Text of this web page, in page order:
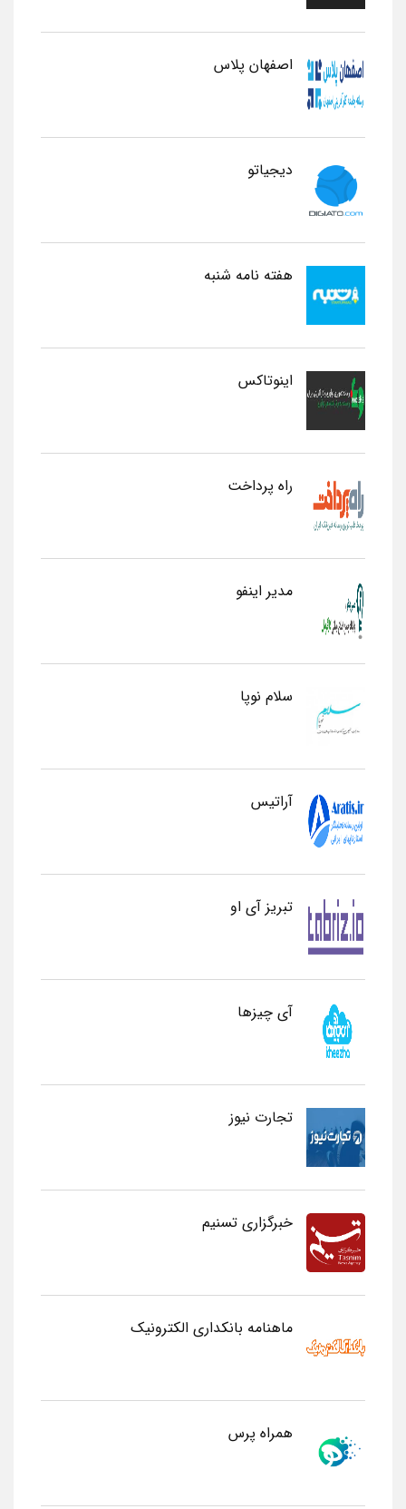
اصفهان پلاس
دیجیاتو
هفته نامه شنبه
اینوتاکس
راه پرداخت
مدیر اینفو
سلام نوپا
آراتیس
تبریز آی او
آی چیزها
تجارت نیوز
خبرگزاری تسنیم
ماهنامه بانکداری الکترونیک
همراه پرس